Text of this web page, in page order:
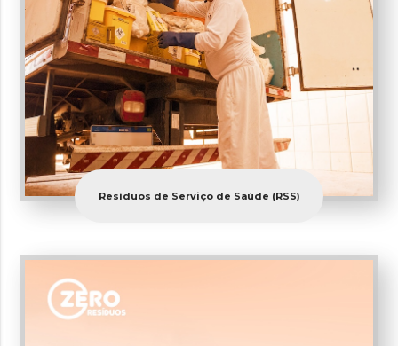
Resíduos de Serviço de Saúde (RSS)